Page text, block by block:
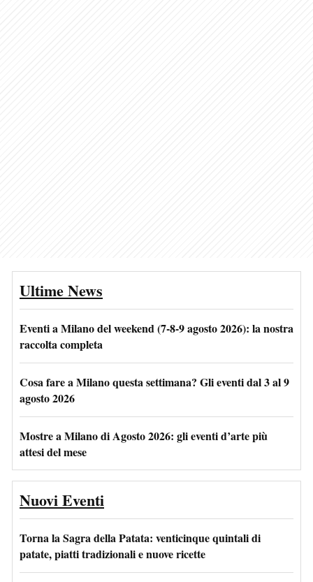
Ultime News
Eventi a Milano del weekend (7-8-9 agosto 2026): la nostra
raccolta completa
Cosa fare a Milano questa settimana? Gli eventi dal 3 al 9
agosto 2026
Mostre a Milano di Agosto 2026: gli eventi d’arte più
attesi del mese
Nuovi Eventi
Torna la Sagra della Patata: venticinque quintali di
patate, piatti tradizionali e nuove ricette